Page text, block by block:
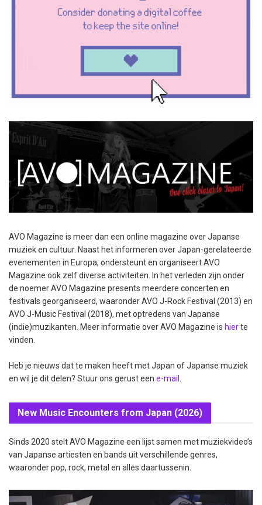
AVO Magazine is meer dan een online magazine over Japanse
muziek en cultuur. Naast het informeren over Japan-gerelateerde
evenementen in Europa, ondersteunt en organiseert AVO
Magazine ook zelf diverse activiteiten. In het verleden zijn onder
de noemer AVO Magazine presents meerdere concerten en
festivals georganiseerd, waaronder AVO J-Rock Festival (2013) en
AVO J-Music Festival (2018), met optredens van Japanse
(indie)muzikanten. Meer informatie over AVO Magazine is hierte
vinden.
Heb je nieuws dat te maken heeft met Japan of Japanse muziek
en wil je dit delen? Stuur ons gerust een e-mail .
New Music Encounters from Japan (2026)
Sinds 2020 stelt AVO Magazine een lijst samen met muziekvideo’s
van Japanse artiesten en bands uit verschillende genres,
waaronder pop, rock, metal en alles daartussenin.